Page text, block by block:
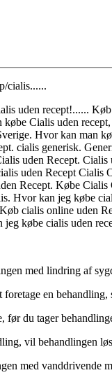
cialis......
uden recept!......
Cialis uden
Hvor kan man
cialis generisk.
uden Recept.
uden Recept
Recept. Købe
Hvor kan jeg købe
cialis online uden
købe cialis uden
med lindring af
en
før du tager
vil behandlingen
med vanddrivende